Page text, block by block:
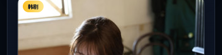
韩剧